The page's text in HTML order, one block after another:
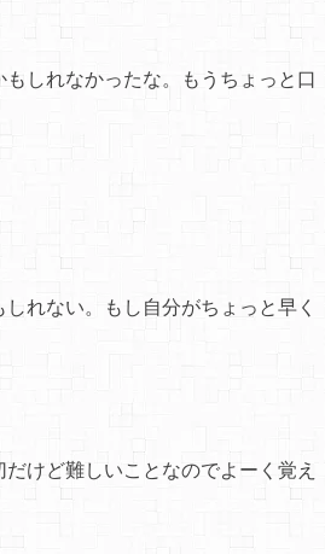
しれなかったな。もうちょっと口
れない。もし自分がちょっと早く
けど難しいことなのでよーく覚え